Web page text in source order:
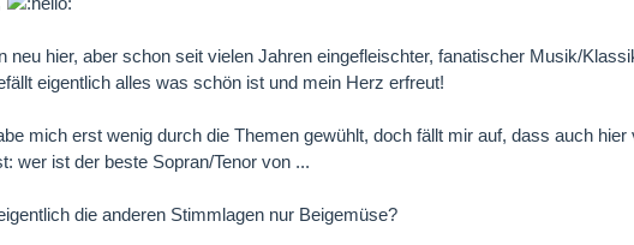
neu hier, aber schon seit vielen Jahren eingefleischter, fanatischer Musik/
eigentlich alles was schön ist und mein Herz erfreut!
mich erst wenig durch die Themen gewühlt, doch fällt mir auf, dass auch
wer ist der beste Sopran/Tenor von ...
die anderen Stimmlagen nur Beigemüse?